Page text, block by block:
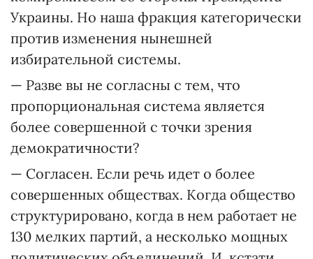
Украины. Но наша фракция категорически
против изменения нынешней
избирательной системы.
— Разве вы не согласны с тем, что
пропорциональная система является
более совершенной с точки зрения
демократичности?
— Согласен. Если речь идет о более
совершенных обществах. Когда общество
структурировано, когда в нем работает не
130 мелких партий, а несколько мощных